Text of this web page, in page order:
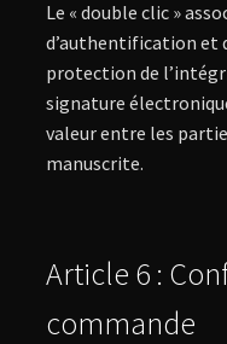
Le « double clic »
d’authentification et
protection de
signature
valeur entre les
manuscrite.
Article 6 :
commande